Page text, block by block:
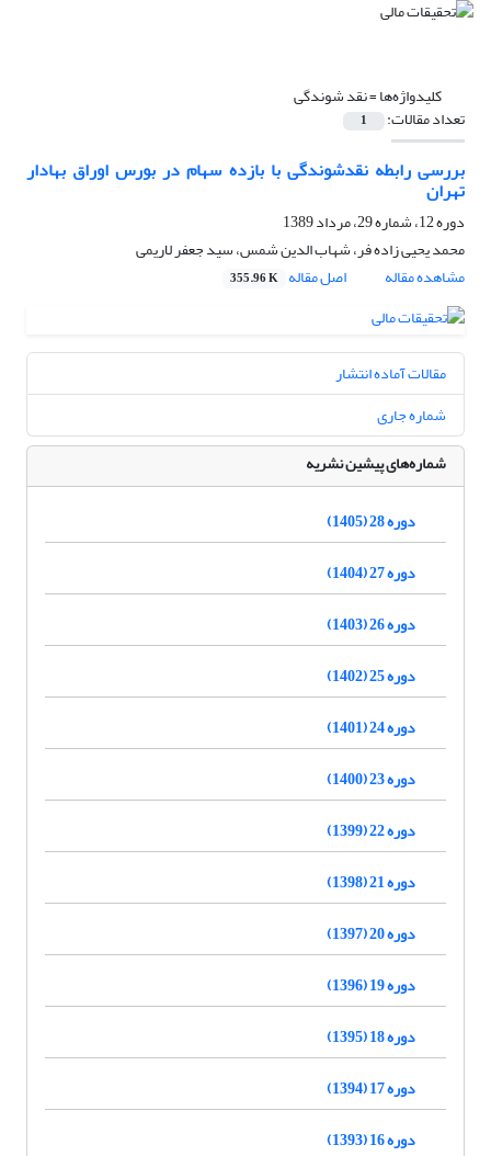
کلیدواژه‌ها =نقد شوندگی
تعداد مقالات: 1
بررسی رابطه نقدشوندگی با بازده سهام در بورس اوراق بهادار
تهران
دوره 12، شماره 29، مرداد 1389
محمد یحیی زاده فر، شهاب الدین شمس، سید جعفر لاریمی
مشاهده مقاله
اصل مقاله 355.96 K
مقالات آماده انتشار
شماره جاری
شماره‌های پیشین نشریه
دوره 28 (1405)
دوره 27 (1404)
دوره 26 (1403)
دوره 25 (1402)
دوره 24 (1401)
دوره 23 (1400)
دوره 22 (1399)
دوره 21 (1398)
دوره 20 (1397)
دوره 19 (1396)
دوره 18 (1395)
دوره 17 (1394)
دوره 16 (1393)